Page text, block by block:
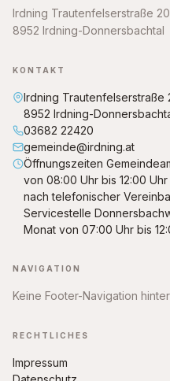
Irdning Trautenfelserstraße
8952 Irdning-Donnersbachtal
KONTAKT
Irdning Trautenfelserstraße
8952 Irdning-
03682 22420
gemeinde@irdning.at
Öffnungszeiten
von 08:00 Uhr bis 12:00
nach telefonischer
Servicestelle
Monat von 07:00 Uhr bis
NAVIGATION
Keine Footer-Navigation
RECHTLICHES
Impressum